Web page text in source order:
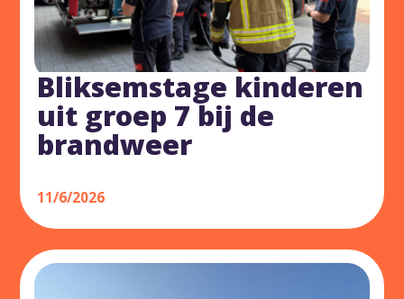
Bliksemstage kinderen
uit groep 7 bij de
brandweer
11/6/2026